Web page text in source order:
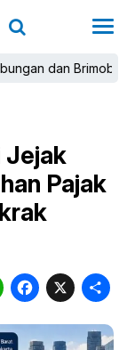
Brimob,
Jejak
Pajak
X